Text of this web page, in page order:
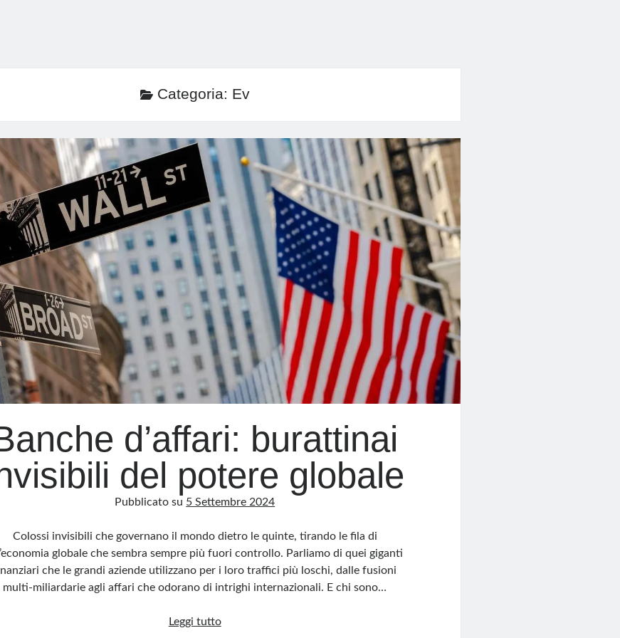
Categoria: Ev
d’affari: burattinai
del potere globale
Pubblicato su 5 Settembre 2024
Colossi invisibili che governano il mondo dietro le quinte, tirando le fila di
globale che sembra sempre più fuori controllo. Parliamo di quei giganti
che le grandi aziende utilizzano per i loro traffici più loschi, dalle fusioni
multi-miliardarie agli affari che odorano di intrighi internazionali. E chi sono…
Leggi tuttoBanche